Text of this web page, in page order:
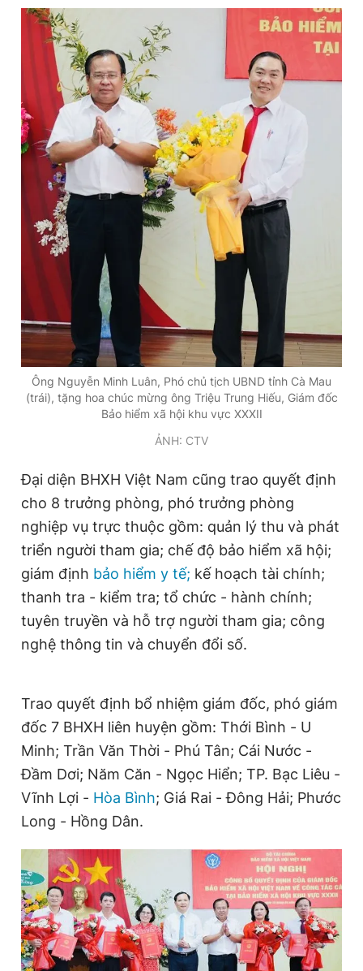
Đặt báo RSS Tòa soạn Chính sách bảo
Tổng biên tập: Nguyễn Ngọc Toàn
Phó tổng biên tập thường trực: Hải Thành
Phó tổng biên tập: Lâm Hiếu Dũng
Phó tổng biên tập: Trần Việt Hưng
Tổng thư ký tòa soạn: Đức Trung
Giấy phép xuất bản số 110/GP - BTTTT cấp ngày 24.3.2020
© 2003-2026 Bản quyền thuộc về Báo Thanh Niên. Cấm sao
chép dưới mọi hình thức nếu không có sự chấp thuận bằng văn
bản. Phát triển bởi ePi Technologies, JSC.
Ông Nguyễn Minh Luân, Phó chủ tịch UBND tỉnh Cà Mau
(trái), tặng hoa chúc mừng ông Triệu Trung Hiếu, Giám đốc
Bảo hiểm xã hội khu vực XXXII
ẢNH: CTV
Đại diện BHXH Việt Nam cũng trao quyết định
cho 8 trưởng phòng, phó trưởng phòng
nghiệp vụ trực thuộc gồm: quản lý thu và phát
triển người tham gia; chế độ bảo hiểm xã hội;
giám định bảo hiểm y tế; kế hoạch tài chính;
thanh tra - kiểm tra; tổ chức - hành chính;
tuyên truyền và hỗ trợ người tham gia; công
nghệ thông tin và chuyển đổi số.
Trao quyết định bổ nhiệm giám đốc, phó giám
đốc 7 BHXH liên huyện gồm: Thới Bình - U
Minh; Trần Văn Thời - Phú Tân; Cái Nước -
Đầm Dơi; Năm Căn - Ngọc Hiển; TP. Bạc Liêu -
Vĩnh Lợi - Hòa Bình; Giá Rai - Đông Hải; Phước
Long - Hồng Dân.